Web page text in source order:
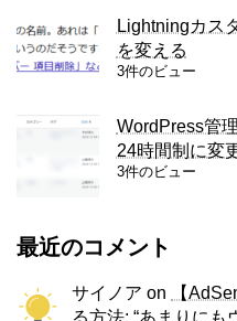
Lightningカス
を変える
3件のビュー
WordPress管
24時間制に変
3件のビュー
最近のコメント
サイノア on
【
る方法: “あまりにも